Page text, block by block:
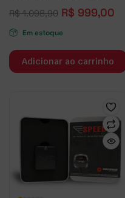
R$1.098,90 R$ 999,00
Em estoque
Adicionar ao carrinho